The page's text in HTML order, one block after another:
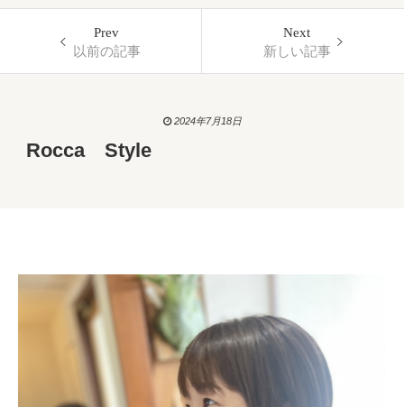
Prev
以前の記事
Next
新しい記事
2024年7月18日
Rocca Style